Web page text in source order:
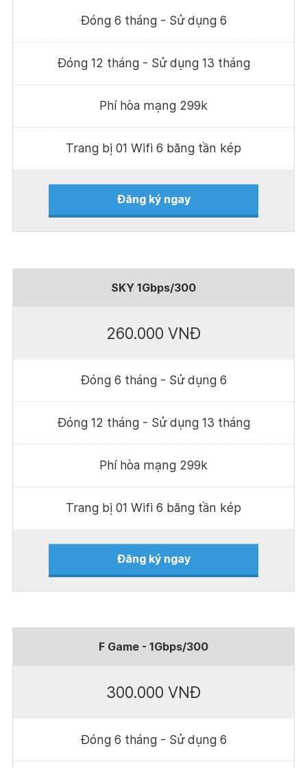
Đóng 6 tháng - Sử dụng 6
Đóng 12 tháng - Sử dụng 13 tháng
Phí hòa mạng 299k
Trang bị 01 Wifi 6 băng tần kép
Đăng ký ngay
SKY 1Gbps/300
260.000 VNĐ
Đóng 6 tháng - Sử dụng 6
Đóng 12 tháng - Sử dụng 13 tháng
Phí hòa mạng 299k
Trang bị 01 Wifi 6 băng tần kép
Đăng ký ngay
F Game - 1Gbps/300
300.000 VNĐ
Đóng 6 tháng - Sử dụng 6